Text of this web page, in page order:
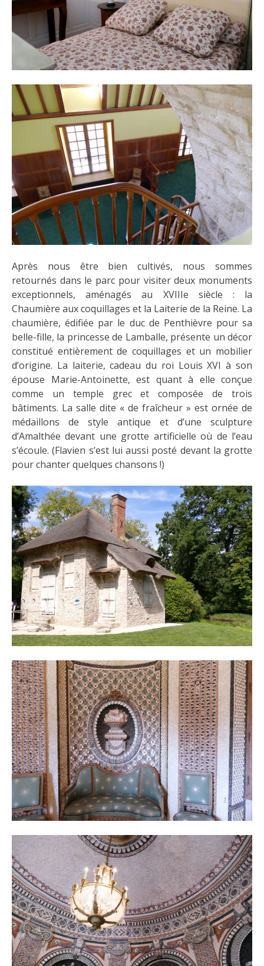
Après nous être bien cultivés, nous sommes
retournés dans le parc pour visiter deux monuments
exceptionnels, aménagés au XVIIIe siècle : la
Chaumière aux coquillages et la Laiterie de la Reine. La
chaumière, édifiée par le duc de Penthièvre pour sa
belle-fille, la princesse de Lamballe, présente un décor
constitué entièrement de coquillages et un mobilier
d’origine. La laiterie, cadeau du roi Louis XVI à son
épouse Marie-Antoinette, est quant à elle conçue
comme un temple grec et composée de trois
bâtiments. La salle dite « de fraîcheur » est ornée de
médaillons de style antique et d’une sculpture
d’Amalthée devant une grotte artificielle où de l’eau
s’écoule. (Flavien s’est lui aussi posté devant la grotte
pour chanter quelques chansons !)